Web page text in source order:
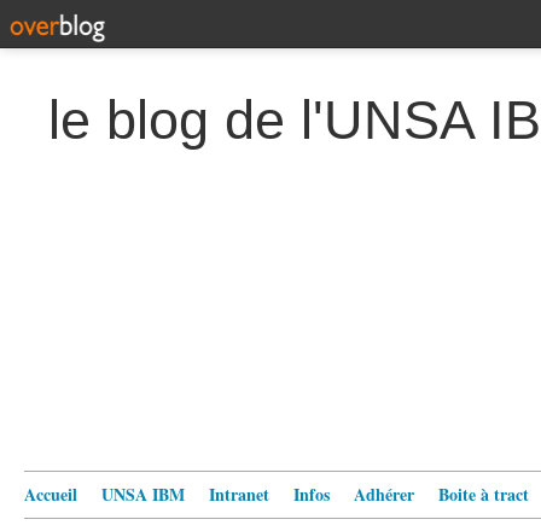
le blog de l'UNSA
Accueil UNSA IBM Intranet Infos Adhérer Boite à tract